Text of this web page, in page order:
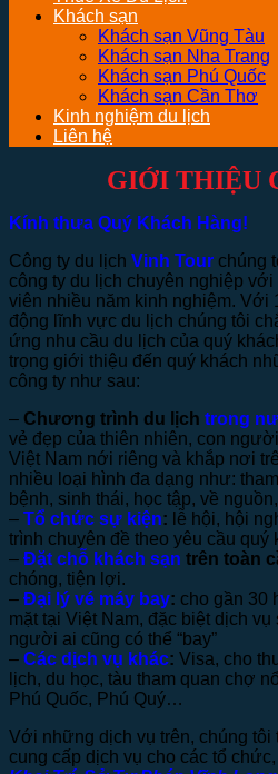
Khách sạn
Khách sạn Vũng Tàu
Khách sạn Nha Trang
Khách sạn Phú Quốc
Khách sạn Cần Thơ
Kinh nghiệm du lịch
Liên hệ
GIỚI THIỆU
Kính thưa Quý Khách Hàng!
Công ty du lịch Vinh Tour chúng
công ty du lịch chuyên nghiệp
viên nhiều năm kinh nghiệm. Với
động lĩnh vực du lịch chúng tôi
ứng nhu cầu du lịch của quý
trọng giới thiệu đến quý khách
công ty như sau:
– Chương trình du lịch trong
vẻ đẹp của thiên nhiên, con
Việt Nam nới riêng và khắp nơi
nhiều loại hình đa dạng như:
bệnh, sinh thái, học tập, về
– Tổ chức sự kiện: lễ hội, hội
trình chuyên đề theo yêu cầu quý
– Đặt chỗ khách sạn trên toàn
chóng, tiện lợi.
– Đại lý vé máy bay: cho gần 30
mặt tại Việt Nam, đặc biệt dịch
người ai cũng có thể “bay”
– Các dịch vụ khác: Visa, cho
lịch, du học, tàu tham quan chợ
Phú Quốc, Phú Quý…
Với những dịch vụ trên, chúng tôi
cung cấp dịch vụ cho các tổ